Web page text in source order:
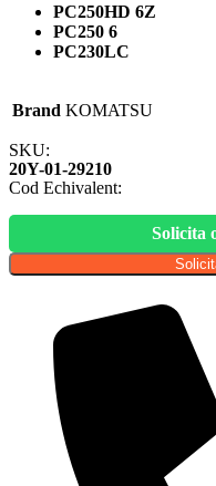
PC250HD 6Z
PC250 6
PC230LC
Brand KOMATSU
SKU:
20Y-01-29210
Cod Echivalent:
Solicita